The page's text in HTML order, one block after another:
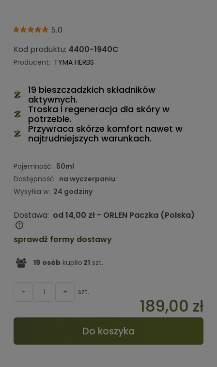
5.0
Kod produktu: 4400-1940C
Producent: TYMA HERBS
19 bieszczadzkich składników
aktywnych.
Troska i regeneracja dla skóry w
potrzebie.
Przywraca skórze komfort nawet w
najtrudniejszych warunkach.
Pojemność: 50ml
Dostępność: na wyczerpaniu
Wysyłka w: 24 godziny
Dostawa: od 14,00 zł - ORLEN Paczka (Polska)
Cena nie zawiera ewentualnych kosztów płatności
sprawdź formy dostawy
19 osób kupiło 21 szt.
+
- szt.
189,00 zł
Do koszyka